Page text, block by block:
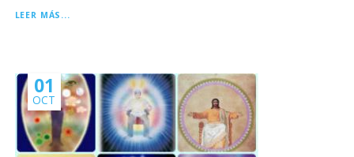
LEER MÁS...
01
OCT